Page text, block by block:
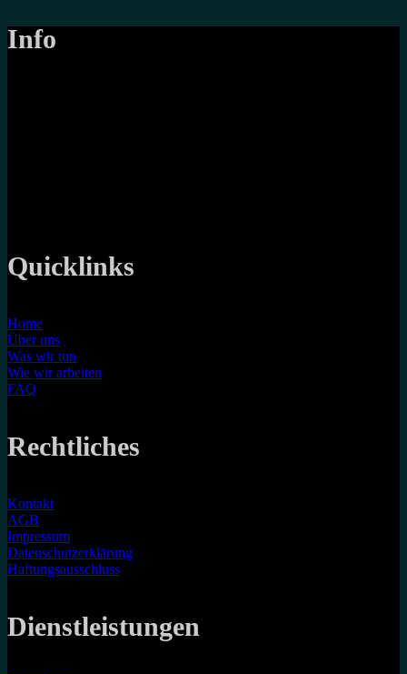
Info
Quicklinks
Home
Über uns
Was wir tun
Wie wir arbeiten
FAQ
Rechtliches
Kontakt
AGB
Impressum
Datenschutzerklärung
Haftungsausschluss
Dienstleistungen